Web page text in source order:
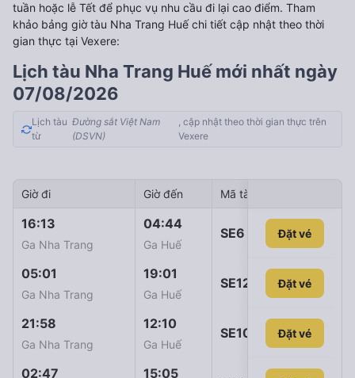
tuần hoặc lễ Tết để phục vụ nhu cầu đi lại cao điểm. Tham
khảo bảng giờ tàu Nha Trang Huế chi tiết cập nhật theo thời
gian thực tại Vexere:
Lịch tàu Nha Trang Huế mới nhất ngày
07/08/2026
Lịch tàu
từ
Đường sắt Việt Nam
(DSVN)
, cập nhật theo thời gian thực trên
Vexere
Giờ đi Giờ đến Mã tàu
16:13
Ga Nha Trang
04:44
Ga Huế
SE6 827.000đ
Đặt vé
05:01
Ga Nha Trang
19:01
Ga Huế
SE12 977.000đ
Đặt vé
21:58
Ga Nha Trang
12:10
Ga Huế
SE10 1.074.000đ
Đặt vé
02:47 15:05